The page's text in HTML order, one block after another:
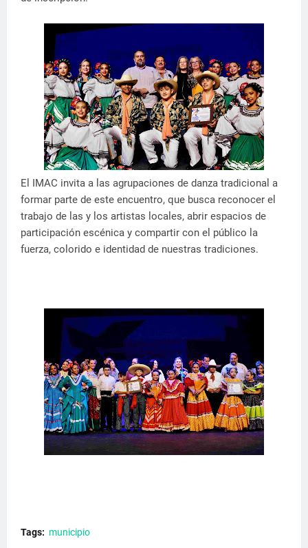
El IMAC invita a las agrupaciones de danza tradicional a
formar parte de este encuentro, que busca reconocer el
trabajo de las y los artistas locales, abrir espacios de
participación escénica y compartir con el público la
fuerza, colorido e identidad de nuestras tradiciones.
Tags: municipio